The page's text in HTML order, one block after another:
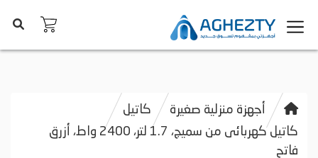
أجهزة منزلية صغيرة
كاتيل
كاتيل كهربائى من سميج، 1.7 لتر، 2400 واط، أزرق
فاتح